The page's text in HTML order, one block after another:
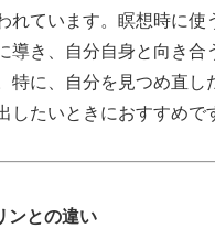
れています。瞑想時に使
導き、自分自身と向き合
特に、自分を見つめ直し
したいときにおすすめで
ンとの違い